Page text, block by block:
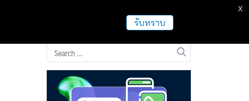
ฝากข่าวประชาสัมพันธ์
รับทราบ
X